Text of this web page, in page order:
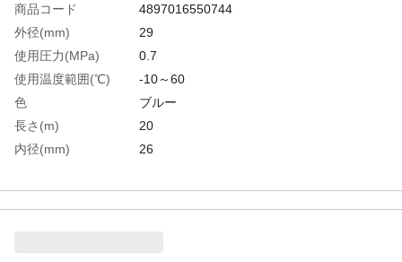
商品コード
4897016550744
外径(mm)
29
使用圧力(MPa)
0.7
使用温度範囲(℃)
-10～60
色
ブルー
長さ(m)
20
内径(mm)
26
重さ
3.620KG